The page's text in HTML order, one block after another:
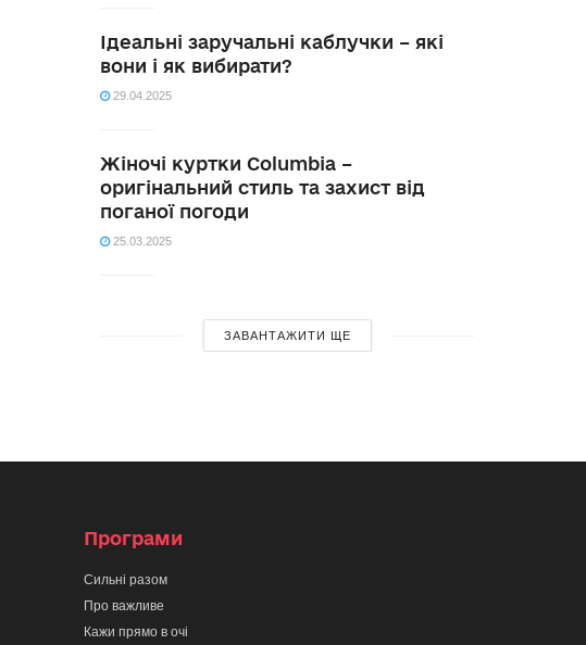
Ідеальні заручальні каблучки – які
вони і як вибирати?
29.04.2025
Жіночі куртки Columbia –
оригінальний стиль та захист від
поганої погоди
25.03.2025
ЗАВАНТАЖИТИ ЩЕ
Програми
Сильні разом
Про важливе
Кажи прямо в очі